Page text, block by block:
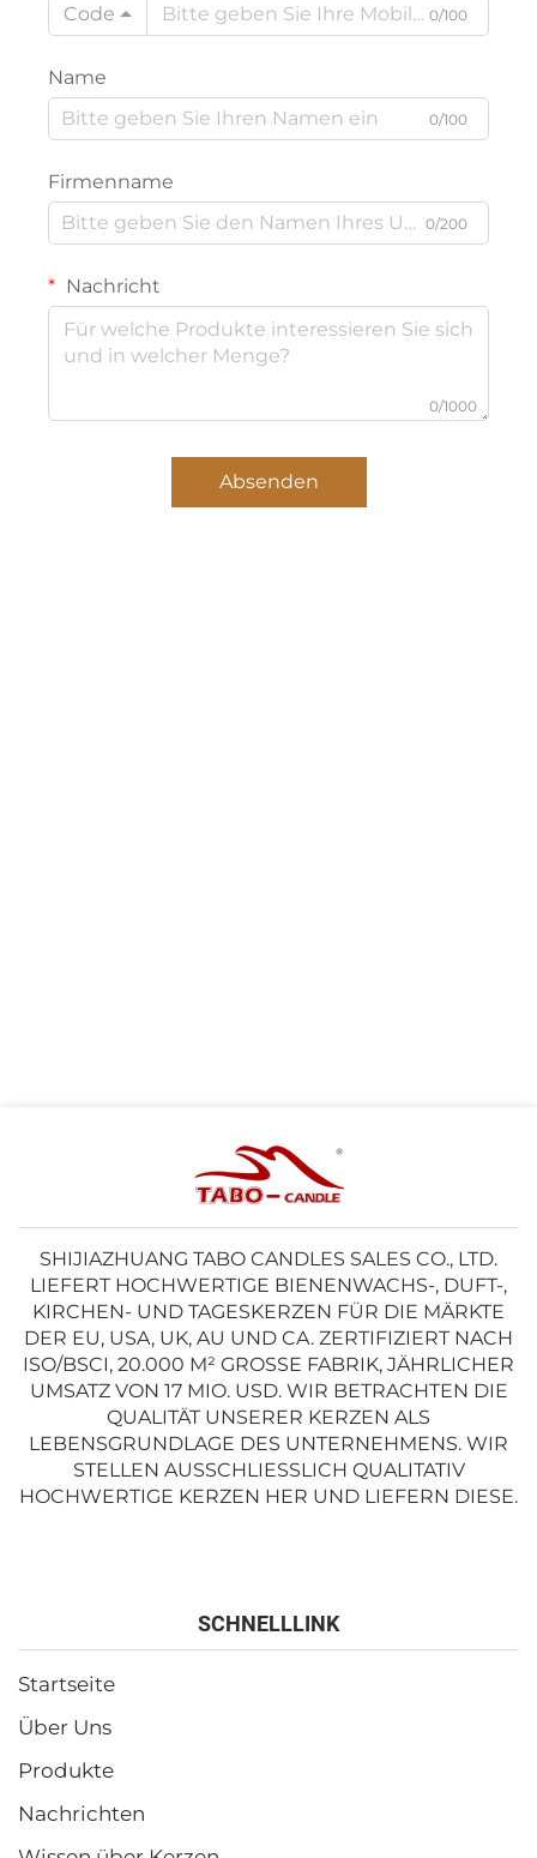
Code
0/100
Name
0/100
Firmenname
0/200
Nachricht
0/1000
Absenden
SHIJIAZHUANG TABO CANDLES SALES CO., LTD.
LIEFERT HOCHWERTIGE BIENENWACHS-, DUFT-,
KIRCHEN- UND TAGESKERZEN FÜR DIE MÄRKTE
DER EU, USA, UK, AU UND CA. ZERTIFIZIERT NACH
ISO/BSCI, 20.000 M² GROSSE FABRIK, JÄHRLICHER U
MSATZ VON 17 MIO. USD. WIR BETRACHTEN DIE Q
UALITÄT UNSERER KERZEN ALS L
EBENSGRUNDLAGE DES UNTERNEHMENS. WIR S
TELLEN AUSSCHLIESSLICH QUALITATIV HO
CHWERTIGE KERZEN HER UND LIEFERN DIESE.
SCHNELLLINK
Startseite
Über Uns
Produkte
Nachrichten